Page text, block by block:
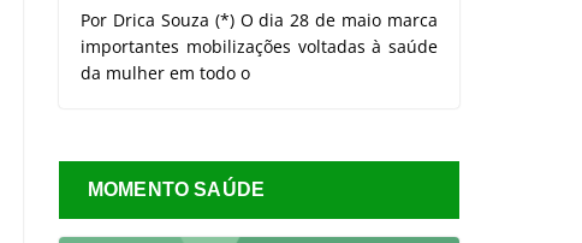
Por Drica Souza (*) O dia 28 de maio marca
importantes mobilizações voltadas à saúde
da mulher em todo o
MOMENTO SAÚDE